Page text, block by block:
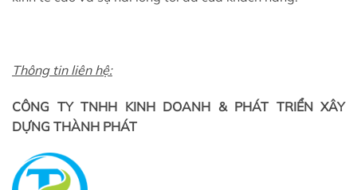
Thông tin liên hệ:
CÔNG TY TNHH KINH DOANH & PHÁT TRIỂN XÂY
DỰNG THÀNH PHÁT